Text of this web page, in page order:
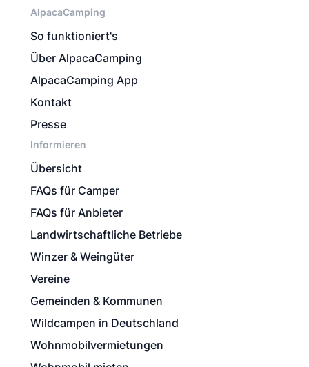
AlpacaCamping
So funktioniert's
Über AlpacaCamping
AlpacaCamping App
Kontakt
Presse
Informieren
Übersicht
FAQs für Camper
FAQs für Anbieter
Landwirtschaftliche Betriebe
Winzer & Weingüter
Vereine
Gemeinden & Kommunen
Wildcampen in Deutschland
Wohnmobilvermietungen